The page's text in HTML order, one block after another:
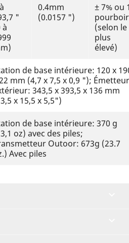
"
à
0.4mm
(0.0157 ")
± 7% ou
(selon le
plus
élevé)
de base intérieure: 120 x
mm (4,7 x 7,5 x 0,9 "); Émetteur
343,5 x 393,5 x 136 mm
x 15,5 x 5,5")
de base intérieure: 370 g
oz) avec des piles;
Outoor: 673g (23.7
Avec piles